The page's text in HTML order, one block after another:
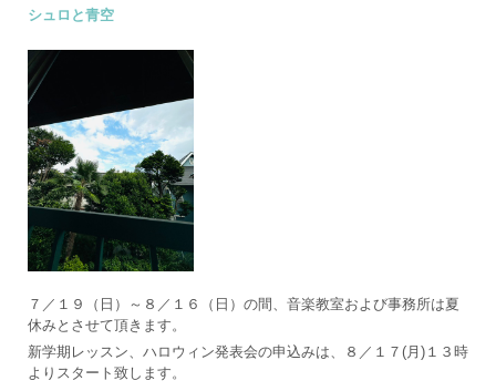
シュロと青空
７／１９（日）～８／１６（日）の間、音楽教室および事務所は夏
休みとさせて頂きます。
新学期レッスン、ハロウィン発表会の申込みは、８／１７(月)１３時
よりスタート致します。